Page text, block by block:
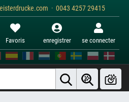
· 0043 4257 29415
Favoris enregistrer se connecter